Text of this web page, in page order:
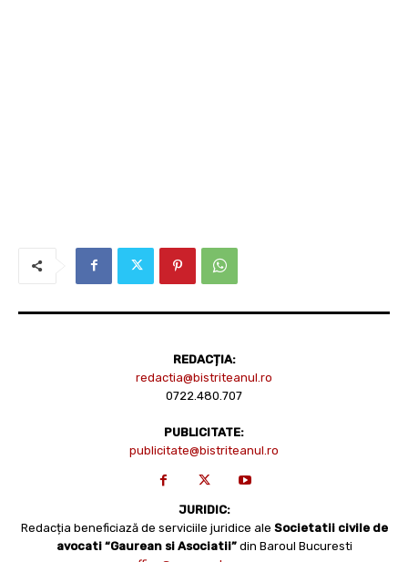
REDACȚIA:
redactia@bistriteanul.ro
0722.480.707
PUBLICITATE:
publicitate@bistriteanul.ro
JURIDIC:
Redacția beneficiază de serviciile juridice ale Societatii civile de
avocati “Gaurean si Asociatii” din Baroul Bucuresti